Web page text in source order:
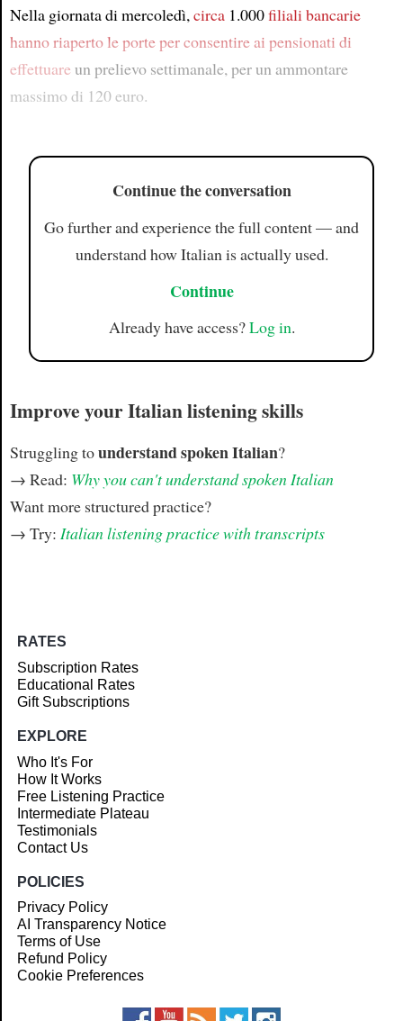
Nella giornata di mercoledì,circa1.000filiali bancarie
hanno riaperto le porteper consentire ai pensionati di
effettuareun prelievo settimanale, per un ammontare
massimo di 120 euro.
Continue the conversation
Go further and experience the full content — and
understand how Italian is actually used.
Continue
Already have access?Log in.
Improve your Italian listening skills
Struggling tounderstand spoken Italian?
→ Read: Why you can't understand spoken Italian
Want more structured practice?
→ Try: Italian listening practice with transcripts
RATES
Subscription Rates
Educational Rates
Gift Subscriptions
EXPLORE
Who It's For
How It Works
Free Listening Practice
Intermediate Plateau
Testimonials
Contact Us
POLICIES
Privacy Policy
AI Transparency Notice
Terms of Use
Refund Policy
Cookie Preferences